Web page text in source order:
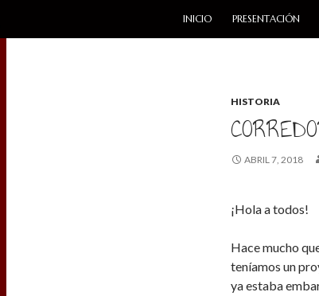
INICIO PRESENTACIÓN
HISTORIA
ABRIL 7, 2018
¡Hola a todos!
Hace mucho
teníamos un
ya estaba